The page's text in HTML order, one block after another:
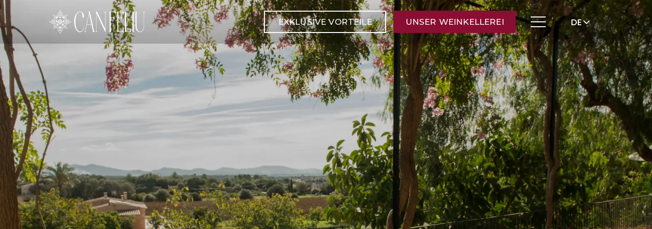
EXKLUSIVE VORTEILE DE
UNSER WEINKELLEREI